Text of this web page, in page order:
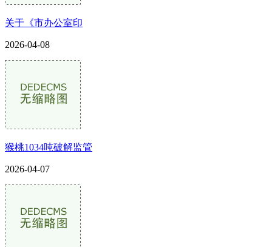
关于《市办公室印
2026-04-08
猴桃1034吨破解监管
2026-04-07